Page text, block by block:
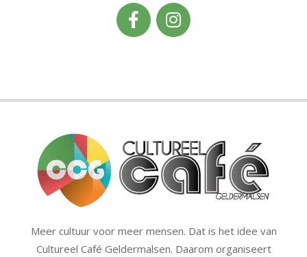
Meer cultuur voor meer mensen. Dat is het idee van
Cultureel Café Geldermalsen. Daarom organiseert